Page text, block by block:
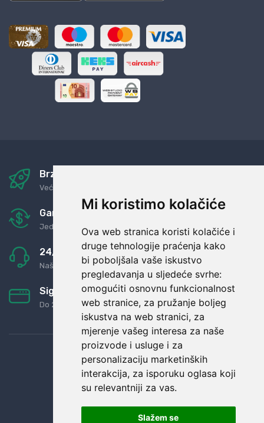
Mi koristimo kolačiće
Ova web stranica koristi kolačiće i
druge tehnologije praćenja kako
bi poboljšala vaše iskustvo
pregledavanja u sljedeće svrhe:
omogućiti osnovnu funkcionalnost
web stranice, za pružanje boljeg
iskustva na web stranici, za
mjerenje vašeg interesa za naše
proizvode i usluge i za
personalizaciju marketinških
interakcija, za isporuku oglasa koji
su relevantniji za vas.
Slažem se
Brza i sigurna dostava
Već za nekoliko dana kod vas
Garancija u povrat novaca
Jednostavno pravilo: Roba za novac
24/7 odlična podrška
Naši agenti uvijek na raspolaganju
Sigurno obročno plaćanje
Do 24 rata bez kamata